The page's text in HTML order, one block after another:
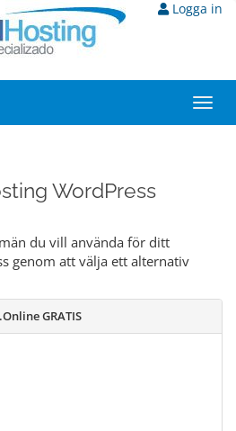
Logga in
WordPress
du vill använda för ditt
genom att välja ett alternativ
.Online GRATIS